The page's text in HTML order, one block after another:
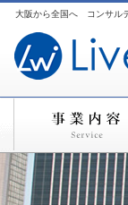
大阪から全国へ コンサル